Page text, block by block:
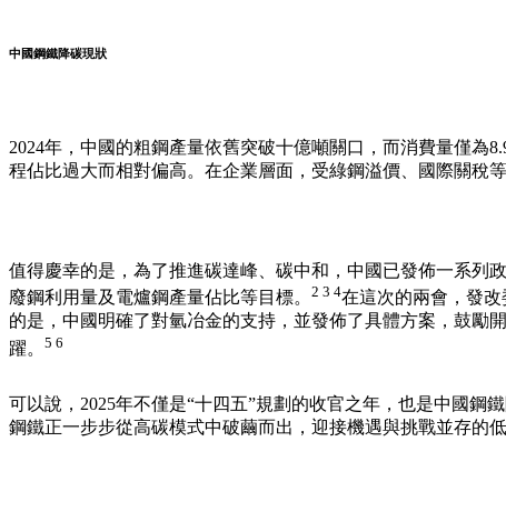
中國鋼鐵降碳現狀
2024年， 中國的粗鋼產量依舊突破十億噸關口，而消費量僅為
程佔比過大而相對偏高。在企業層面，受綠鋼溢價、國際關稅
值得慶幸的是，為了推進碳達峰、碳中和，中國已發佈一系列
廢鋼利用量及電爐鋼產量佔比等目標。 2 3 4在這次的兩會，發改
的是，中國 明確了對氫冶金的支持，並發佈了具體方案 ，鼓勵
躍。 5 6
可以說，2025年不僅是“十四五”規劃的收官之年，也是中國鋼
鋼鐵正一步步從高碳模式中破繭而出，迎接機遇與挑戰並存的低